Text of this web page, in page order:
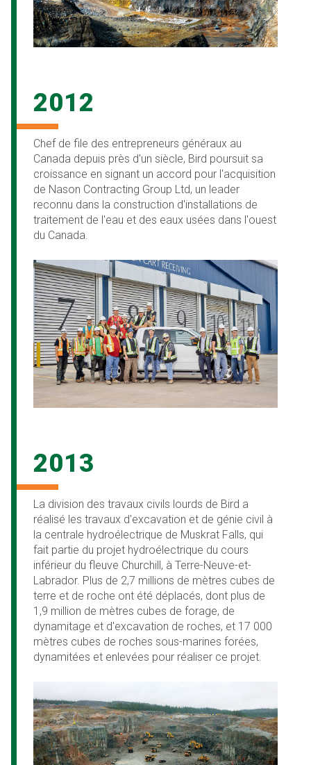
2012
Chef de file des entrepreneurs généraux au
Canada depuis près d'un siècle, Bird poursuit sa
croissance en signant un accord pour l'acquisition
de Nason Contracting Group Ltd, un leader
reconnu dans la construction d'installations de
traitement de l'eau et des eaux usées dans l'ouest
du Canada.
2013
La division des travaux civils lourds de Bird a
réalisé les travaux d'excavation et de génie civil à
la centrale hydroélectrique de Muskrat Falls, qui
fait partie du projet hydroélectrique du cours
inférieur du fleuve Churchill, à Terre-Neuve-et-
Labrador. Plus de 2,7 millions de mètres cubes de
terre et de roche ont été déplacés, dont plus de
1,9 million de mètres cubes de forage, de
dynamitage et d'excavation de roches, et 17 000
mètres cubes de roches sous-marines forées,
dynamitées et enlevées pour réaliser ce projet.